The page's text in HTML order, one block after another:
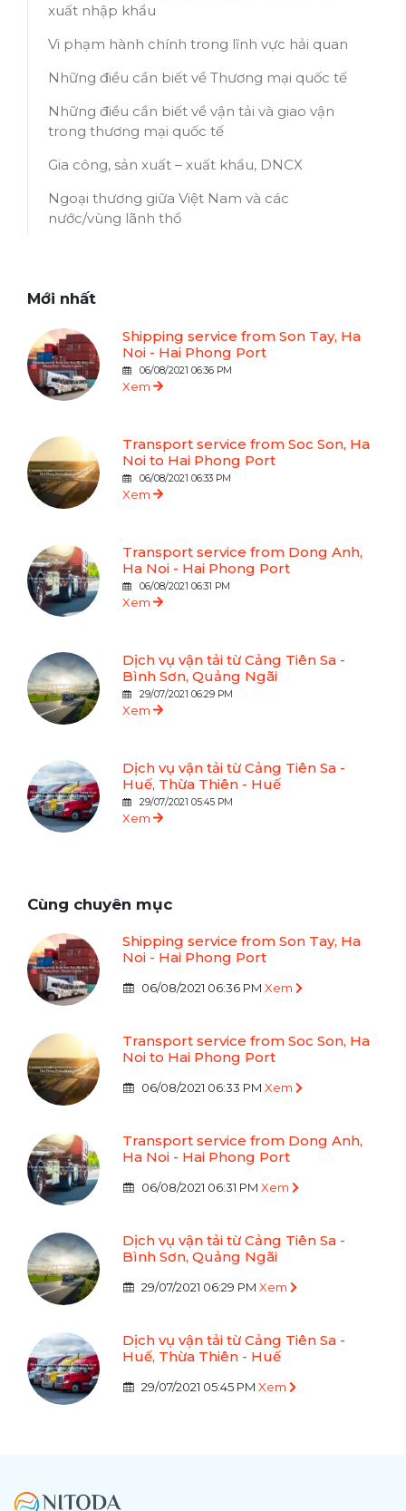
xuất nhập khẩu
Vi phạm hành chính trong lĩnh vực hải quan
Những điều cần biết về Thương mại quốc tế
Những điều cần biết về vận tải và giao vận
trong thương mại quốc tế
Gia công, sản xuất – xuất khẩu, DNCX
Ngoại thương giữa Việt Nam và các
nước/vùng lãnh thổ
Mới nhất
Shipping service from Son Tay, Ha
Noi - Hai Phong Port
06/08/2021 06:36 PM
Xem
Transport service from Soc Son, Ha
Noi to Hai Phong Port
06/08/2021 06:33 PM
Xem
Transport service from Dong Anh,
Ha Noi - Hai Phong Port
06/08/2021 06:31 PM
Xem
Dịch vụ vận tải từ Cảng Tiên Sa -
Bình Sơn, Quảng Ngãi
29/07/2021 06:29 PM
Xem
Dịch vụ vận tải từ Cảng Tiên Sa -
Huế, Thừa Thiên - Huế
29/07/2021 05:45 PM
Xem
Cùng chuyên mục
Shipping service from Son Tay, Ha
Noi - Hai Phong Port
06/08/2021 06:36 PM Xem
Transport service from Soc Son, Ha
Noi to Hai Phong Port
06/08/2021 06:33 PM Xem
Transport service from Dong Anh,
Ha Noi - Hai Phong Port
06/08/2021 06:31 PM Xem
Dịch vụ vận tải từ Cảng Tiên Sa -
Bình Sơn, Quảng Ngãi
29/07/2021 06:29 PM Xem
Dịch vụ vận tải từ Cảng Tiên Sa -
Huế, Thừa Thiên - Huế
29/07/2021 05:45 PM Xem